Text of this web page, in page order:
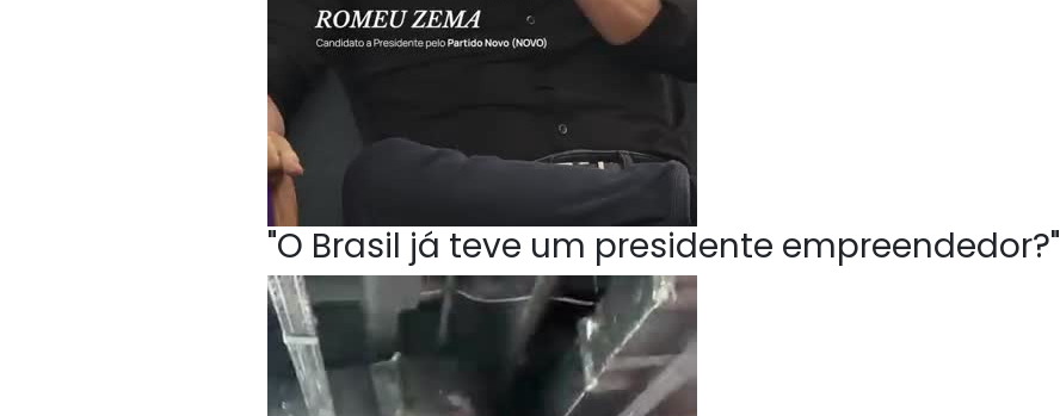
"O Brasil já teve um presidente empreendedor?"